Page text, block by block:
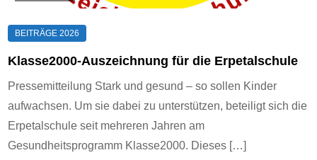
Klasse2000-Auszeichnung für die Erpetalschule
Pressemitteilung Stark und gesund – so sollen Kinder
aufwachsen. Um sie dabei zu unterstützen, beteiligt sich die
Erpetalschule seit mehreren Jahren am
Gesundheitsprogramm Klasse2000. Dieses […]